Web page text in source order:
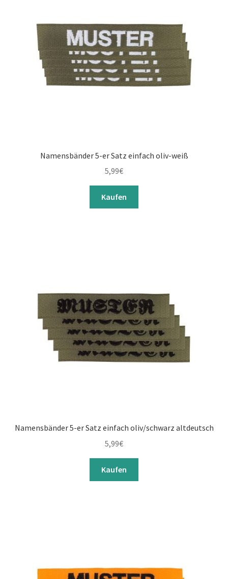
Namensbänder 5-er Satz einfach oliv-weiß
5,99€
Kaufen
Namensbänder 5-er Satz einfach oliv/schwarz altdeutsch
5,99€
Kaufen